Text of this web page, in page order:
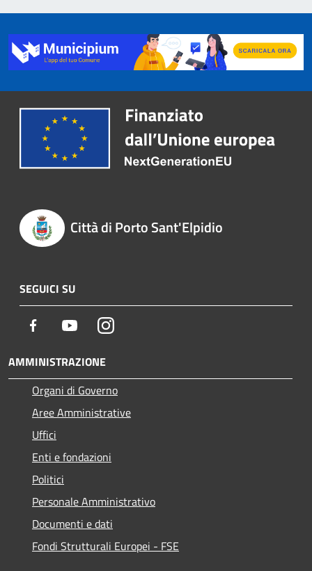
Città di Porto Sant'Elpidio
SEGUICI SU
Facebook YoutubeInstagram
AMMINISTRAZIONE
Organi di Governo
Aree Amministrative
Uffici
Enti e fondazioni
Politici
Personale Amministrativo
Documenti e dati
Fondi Strutturali Europei - FSE